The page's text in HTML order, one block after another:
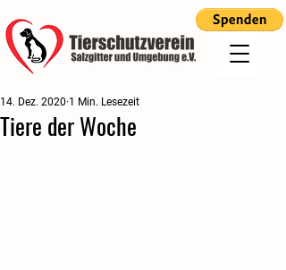
Tiere der Woche
14. Dez. 2020 1 Min. Lesezeit